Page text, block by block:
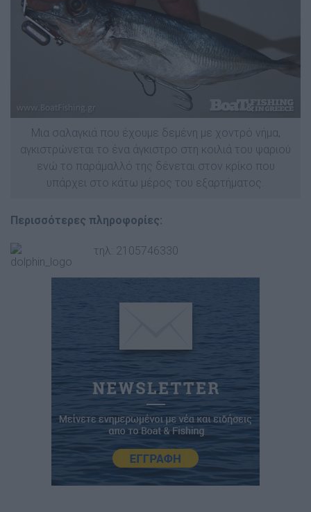
Μια σαλαγκιά που έχουμε δεμένη με χοντρό νήμα,
αγκιστρώνεται το ένα άγκιστρο στη κοιλιά του ψαριού
ενώ το παράμαλλό της δένεται στον κρίκο που
υπάρχει στο κάτω μέρος του εξαρτήματος.
Περισσότερες πληροφορίες:
τηλ: 2105746330